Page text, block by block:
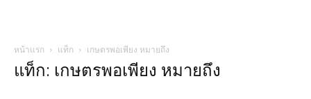
หน้าแรก แท็ก เกษตรพอเพียง หมายถึง
แท็ก: เกษตรพอเพียง หมายถึง